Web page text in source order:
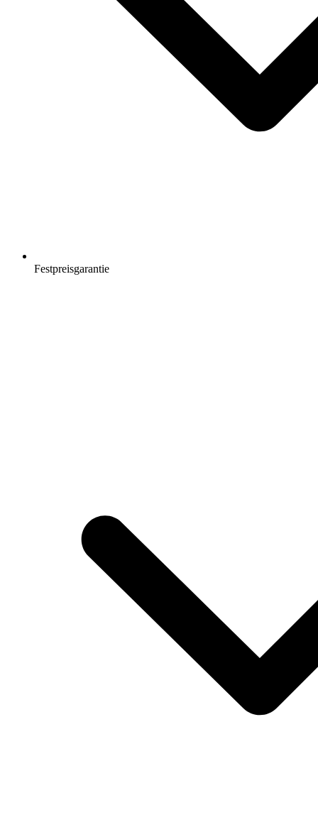
Festpreisgarantie